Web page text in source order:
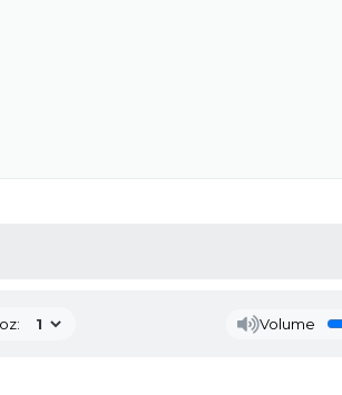
Volume